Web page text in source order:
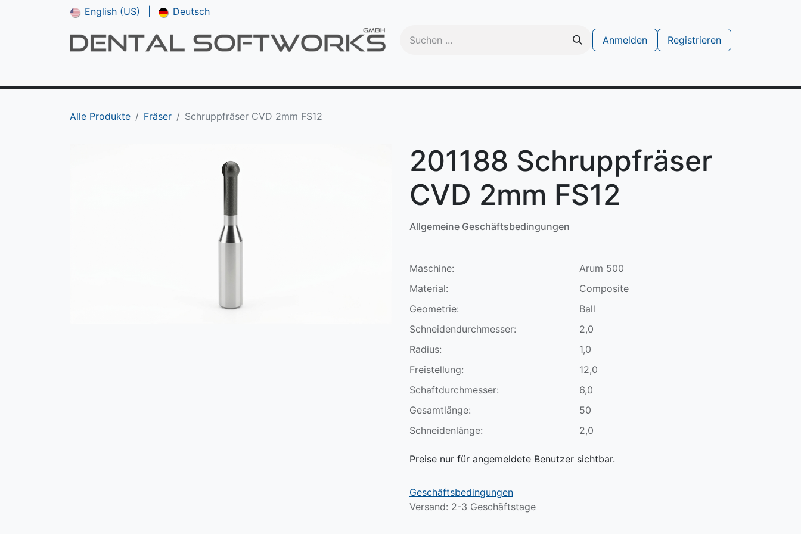
English (US) Deutsch
Anmelden Registrieren
Alle Produkte Fräser Schruppfräser CVD 2mm FS12
201188 Schruppfräser
CVD 2mm FS12
Allgemeine Geschäftsbedingungen
Maschine:
Arum 500
Material:
Composite
Geometrie:
Ball
Schneidendurchmesser:
2,0
Radius:
1,0
Freistellung:
12,0
Schaftdurchmesser:
6,0
Gesamtlänge:
50
Schneidenlänge:
2,0
Preise nur für angemeldete Benutzer sichtbar.
Geschäftsbedingungen
Versand: 2-3 Geschäftstage